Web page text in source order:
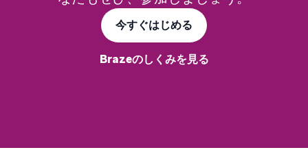
今すぐはじめる
Brazeのしくみを見る